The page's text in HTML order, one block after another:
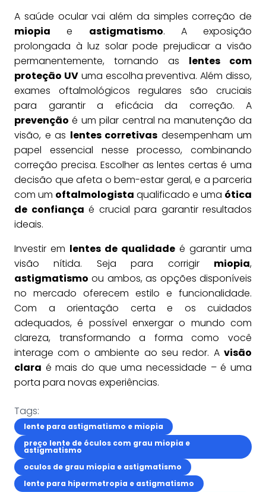
A saúde ocular vai além da simples correção de
miopia e astigmatismo. A exposição
prolongada à luz solar pode prejudicar a visão
permanentemente, tornando as lentes com
proteção UVuma escolha preventiva. Além disso,
exames oftalmológicos regulares são cruciais
para garantir a eficácia da correção. A
prevenção é um pilar central na manutenção da
visão, e as lentes corretivas desempenham um
papel essencial nesse processo, combinando
correção precisa. Escolher as lentes certas é uma
decisão que afeta o bem-estar geral, e a parceria
com um oftalmologista qualificado e uma ótica
de confiança é crucial para garantir resultados
ideais.
Investir em lentes de qualidade é garantir uma
visão nítida. Seja para corrigir miopia,
astigmatismo ou ambos, as opções disponíveis
no mercado oferecem estilo e funcionalidade.
Com a orientação certa e os cuidados
adequados, é possível enxergar o mundo com
clareza, transformando a forma como você
interage com o ambiente ao seu redor. A visão
clara é mais do que uma necessidade – é uma
porta para novas experiências.
Tags:
lente para astigmatismo e miopia
preço lente de óculos com grau miopia e
astigmatismo
oculos de grau miopia e astigmatismo
lente para hipermetropia e astigmatismo